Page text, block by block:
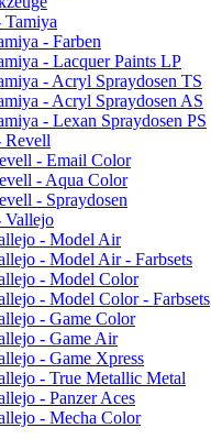
Tamiya
- Farben
- Lacquer Paints LP
- Acryl Spraydosen TS
- Acryl Spraydosen AS
- Lexan Spraydosen PS
Revell
- Email Color
- Aqua Color
- Spraydosen
Vallejo
- Model Air
- Model Air - Farbsets
- Model Color
- Model Color - Farbsets
- Game Color
- Game Air
- Game Xpress
- True Metallic Metal
- Panzer Aces
- Mecha Color